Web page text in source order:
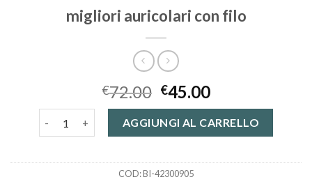
migliori auricolari con filo
€72.00 €45.00
AGGIUNGI AL CARRELLO
COD:BI-42300905